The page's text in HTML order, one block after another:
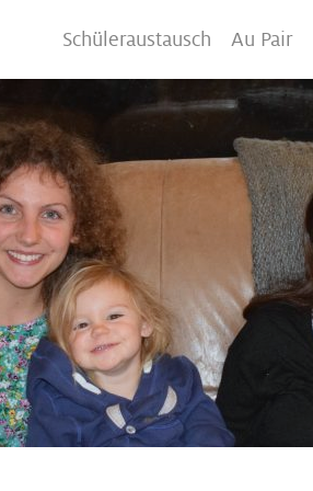
Schüleraustausch Au Pair